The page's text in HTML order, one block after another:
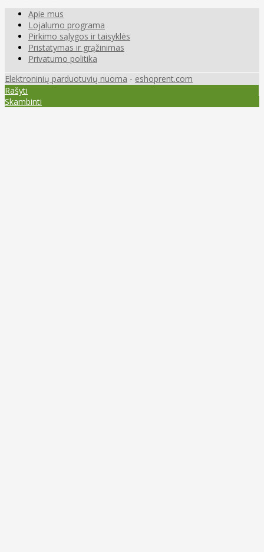
Apie mus
Lojalumo programa
Pirkimo sąlygos ir taisyklės
Pristatymas ir grąžinimas
Privatumo politika
Elektroninių parduotuvių nuoma - eshoprent.com
Rašyti
Skambinti